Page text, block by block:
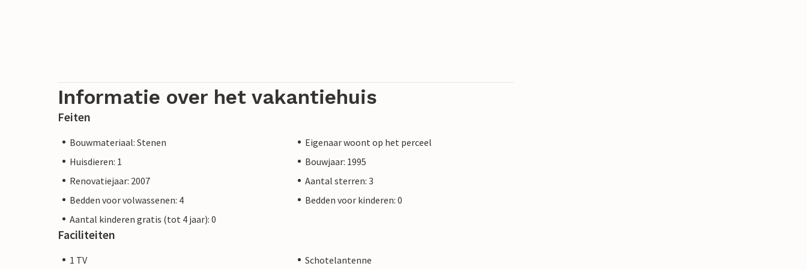
Informatie over het vakantiehuis
Feiten
Bouwmateriaal: Stenen
Eigenaar woont op het perceel
Huisdieren: 1
Bouwjaar: 1995
Renovatiejaar: 2007
Aantal sterren: 3
Bedden voor volwassenen: 4
Bedden voor kinderen: 0
Aantal kinderen gratis (tot 4 jaar): 0
Faciliteiten
1 TV Schotelantenne